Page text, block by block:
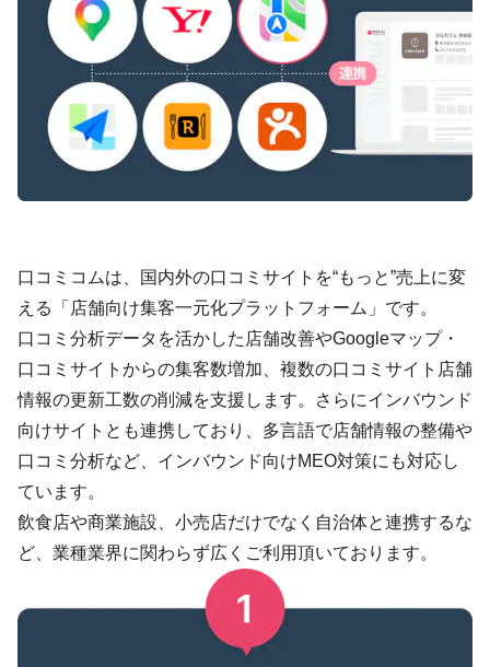
口コミコムは、国内外の口コミサイトを“もっと”売上に変
える「店舗向け集客一元化プラットフォーム」です。
口コミ分析データを活かした店舗改善やGoogleマップ・
口コミサイトからの集客数増加、複数の口コミサイト店舗
情報の更新工数の削減を支援します。さらにインバウンド
向けサイトとも連携しており、多言語で店舗情報の整備や
口コミ分析など、インバウンド向けMEO対策にも対応し
ています。
飲食店や商業施設、小売店だけでなく自治体と連携するな
ど、業種業界に関わらず広くご利用頂いております。